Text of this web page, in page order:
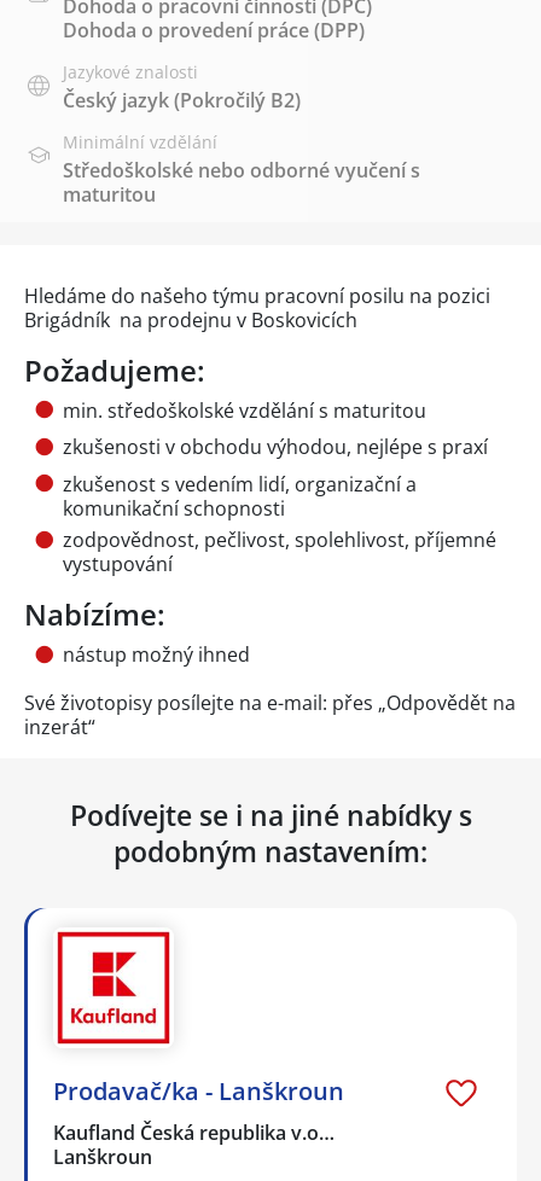
Dohoda o pracovní činnosti (DPČ)
Dohoda o provedení práce (DPP)
Jazykové znalosti
Český jazyk(Pokročilý B2)
Minimální vzdělání
Středoškolské nebo odborné vyučení s
maturitou
Hledáme do našeho týmu pracovní posilu na pozici
Brigádník na prodejnu v Boskovicích
Požadujeme:
min. středoškolské vzdělání s maturitou
zkušenosti v obchodu výhodou, nejlépe s praxí
zkušenost s vedením lidí, organizační a
komunikační schopnosti
zodpovědnost, pečlivost, spolehlivost, příjemné
vystupování
Nabízíme:
nástup možný ihned
Své životopisy posílejte na e-mail: přes „Odpovědět na
inzerát“
Podívejte se i na jiné nabídky s
podobným nastavením:
Prodavač/ka - Lanškroun
Kaufland Česká republika v.o…
Lanškroun